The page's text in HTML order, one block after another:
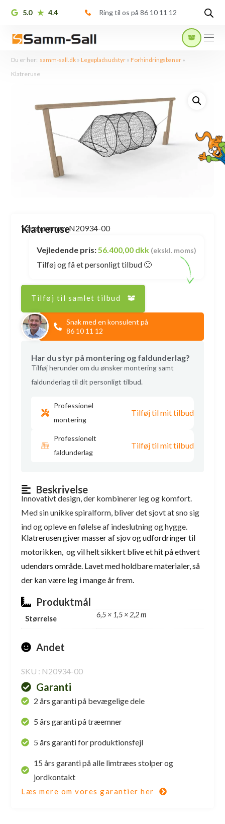
5.0 4.4 Ring til os på 86 10 11 12
Du er her: samm-sall.dk »Legepladsudstyr »Forhindringsbaner »
Klatreruse
Klatreruse
Varenummer: N20934-00
Vejledende pris:56.400,00 dkk (ekskl. moms)
Tilføj og få et personligt tilbud 🙂
Snak med en konsulent på
86 10 11 12
Tilføj til samlet tilbud
Har du styr på montering og faldunderlag?
Tilføj herunder om du ønsker montering samt
faldunderlag til dit personligt tilbud.
Professionel
montering
Tilføj til mit tilbud
Professionelt
faldunderlag
Tilføj til mit tilbud
Beskrivelse
Innovativt design, der kombinerer leg og komfort.
Med sin unikke spiralform, bliver det sjovt at sno sig
ind og opleve en følelse af indeslutning og hygge.
Klatrerusen giver masser af sjov og udfordringer til
motorikken, og vil helt sikkert blive et hit på ethvert
udendørs område. Lavet med holdbare materialer, så
der kan være leg i mange år frem.
Produktmål
Størrelse 6,5 × 1,5 × 2,2 m
Andet
SKU : N20934-00
Garanti
2 års garanti på bevægelige dele
5 års garanti på træemner
5 års garanti for produktionsfejl
15 års garanti på alle limtræes stolper og
jordkontakt
Læs mere om vores garantier her